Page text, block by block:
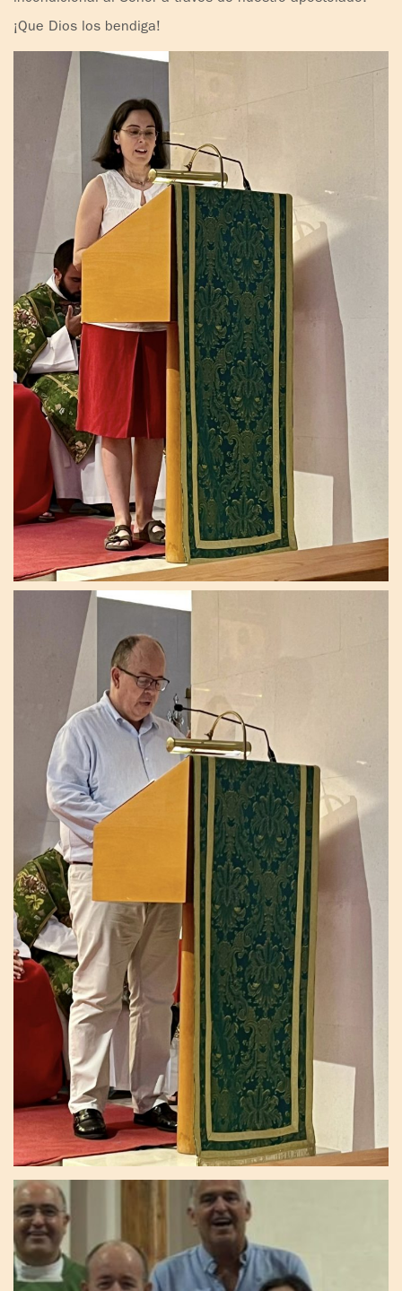
CÍRCULOS DE
¡Que Dios los bendiga!